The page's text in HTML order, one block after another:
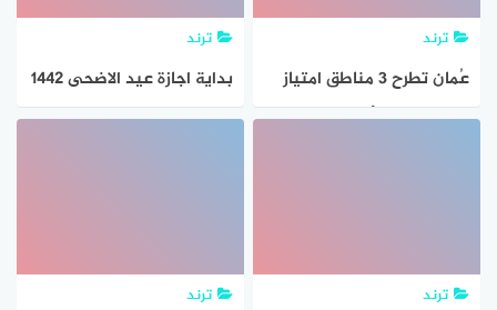
ترند
عُمان تطرح 3 مناطق امتياز
نفطية بداية أغسطس
ترند
بداية اجازة عيد الاضحى 1442
ترند ترند